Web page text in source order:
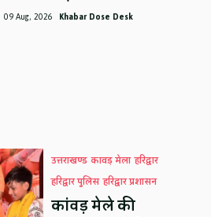
09 Aug, 2026 Khabar Dose Desk
उत्तराखण्ड कावड़ मेला हरिद्वार
हरिद्वार पुलिस हरिद्वार प्रशासन
कांवड़ मेले की